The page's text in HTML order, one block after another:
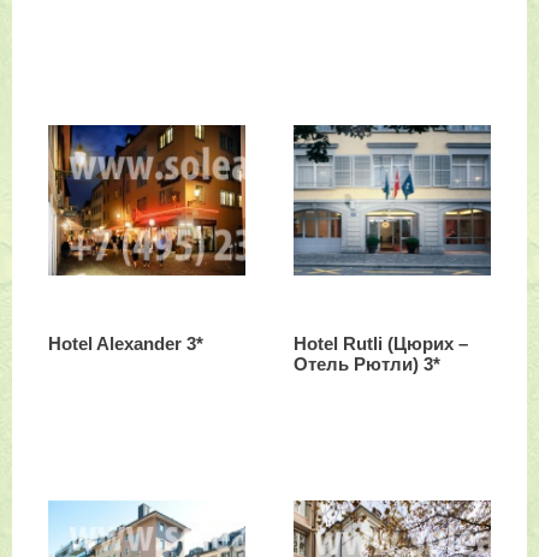
Hotel Alexander 3*
Hotel Rutli (Цюрих –
Отель Рютли) 3*